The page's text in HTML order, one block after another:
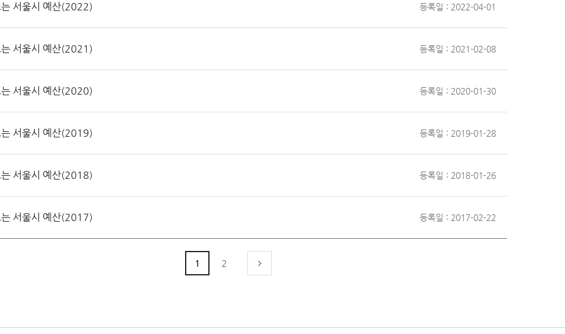
서울시 예산(2022) 등록일 : 2022-04-01
서울시 예산(2021) 등록일 : 2021-02-08
서울시 예산(2020) 등록일 : 2020-01-30
서울시 예산(2019) 등록일 : 2019-01-28
서울시 예산(2018) 등록일 : 2018-01-26
서울시 예산(2017) 등록일 : 2017-02-22
1 2